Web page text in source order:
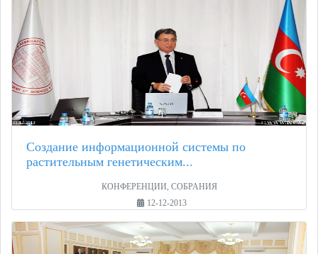
Создание информационной системы по
растительным генетическим...
КОНФЕРЕНЦИИ, СОБРАНИЯ
12-12-2013